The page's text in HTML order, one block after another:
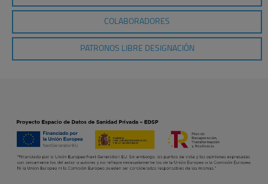
COLABORADORES
PATRONOS LIBRE DESIGNACIÓN